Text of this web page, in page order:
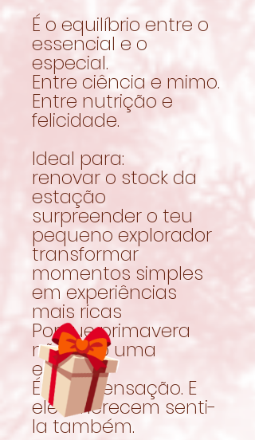
É o equilíbrio entre o
essencial e o
especial.
Entre ciência e mimo.
Entre nutrição e
felicidade.
Ideal para:
renovar o stock da
estação
surpreender o teu
pequeno explorador
transformar
momentos simples
em experiências
mais ricas
Porque primavera
não é só uma
estação.
É uma sensação. E
eles merecem senti-
la também.